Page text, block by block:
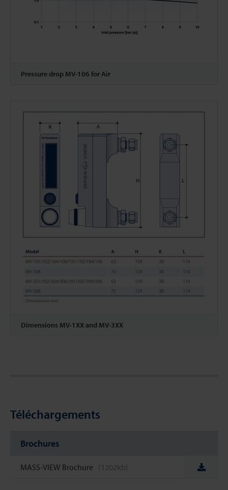
Pressure drop MV-106 for Air
Dimensions MV-1XX and MV-3XX
Téléchargements
Brochures
MASS-VIEW Brochure (1202kb)